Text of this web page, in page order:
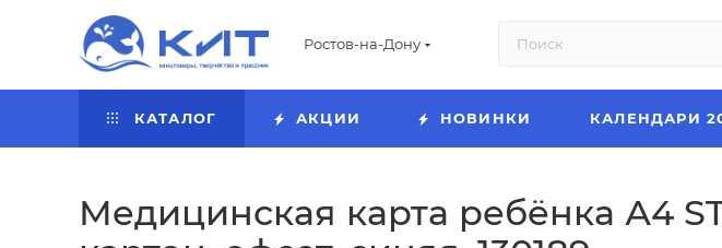
Ростов-на-Дону
КАТАЛОГ АКЦИИ НОВИНКИ КАЛЕНДАРИ
Медицинская карта ребёнка А4